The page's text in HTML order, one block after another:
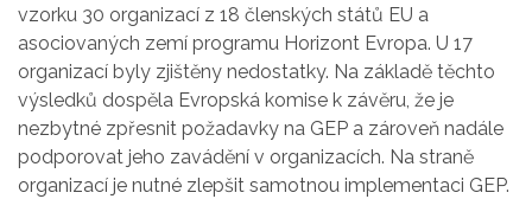
vzorku 30 organizací z 18 členských států EU a
asociovaných zemí programu Horizont Evropa. U 17
organizací byly zjištěny nedostatky. Na základě těchto
výsledků dospěla Evropská komise k závěru, že je
nezbytné zpřesnit požadavky na GEP a zároveň nadále
podporovat jeho zavádění v organizacích. Na straně
organizací je nutné zlepšit samotnou implementaci GEP.